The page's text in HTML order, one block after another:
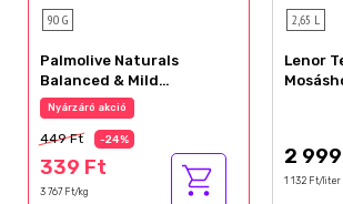
90 G
Palmolive Naturals
Balanced & Mild
pipereszappan 90 g
Nyárzáró akció
449 Ft -24%
339 Ft
3 767 Ft/kg
2,65 L
Lenor
2
1 132 Ft/liter